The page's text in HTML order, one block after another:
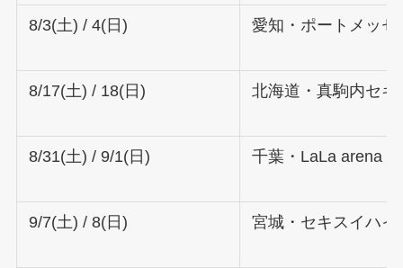
8/3(土) / 4(日) 愛知・ポートメッ
8/17(土) / 18(日) 北海道・真駒内セ
8/31(土) / 9/1(日) 千葉・LaLa arena
9/7(土) / 8(日) 宮城・セキスイハ